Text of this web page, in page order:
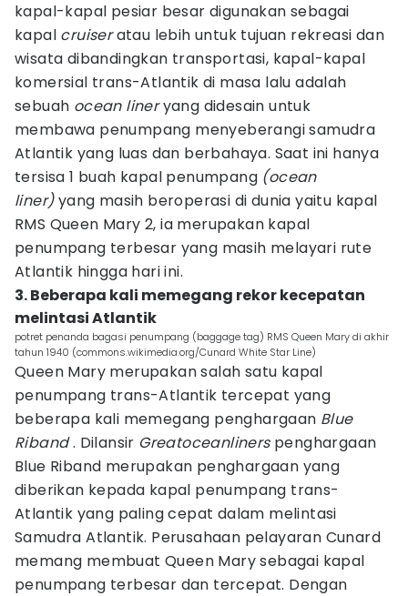
kapal-kapal pesiar besar digunakan sebagai
kapal cruiseratau lebih untuk tujuan rekreasi dan
wisata dibandingkan transportasi, kapal-kapal
komersial trans-Atlantik di masa lalu adalah
sebuah ocean lineryang didesain untuk
membawa penumpang menyeberangi samudra
Atlantik yang luas dan berbahaya. Saat ini hanya
tersisa 1 buah kapal penumpang (ocean
liner)yang masih beroperasi di dunia yaitu kapal
RMS Queen Mary 2, ia merupakan kapal
penumpang terbesar yang masih melayari rute
Atlantik hingga hari ini.
3. Beberapa kali memegang rekor kecepatan
melintasi Atlantik
potret penanda bagasi penumpang (baggage tag) RMS Queen Mary di akhir
tahun 1940 (commons.wikimedia.org/Cunard White Star Line)
Queen Mary merupakan salah satu kapal
penumpang trans-Atlantik tercepat yang
beberapa kali memegang penghargaan Blue
Riband. Dilansir Greatoceanliners penghargaan
Blue Riband merupakan penghargaan yang
diberikan kepada kapal penumpang trans-
Atlantik yang paling cepat dalam melintasi
Samudra Atlantik. Perusahaan pelayaran Cunard
memang membuat Queen Mary sebagai kapal
penumpang terbesar dan tercepat. Dengan